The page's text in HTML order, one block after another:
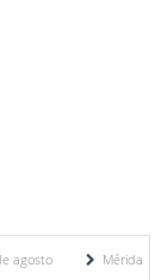
Mérida territorio